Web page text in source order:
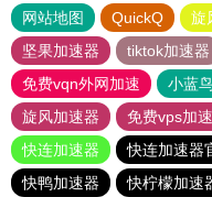
网站地图 QuickQ 旋
坚果加速器
tiktok加速器
免费vqn外网加速
小蓝
旋风加速器
免费vps加
快连加速器
快连加速器
快鸭加速器
快柠檬加速